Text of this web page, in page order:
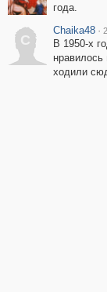
года.
C
Chaika48 ·
В 1950-х
ходили